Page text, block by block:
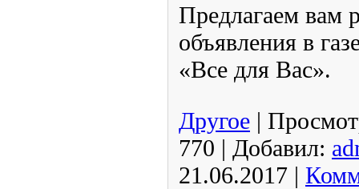
Предлагаем вам
объявления в
«Все для Вас».
Другое |
770 | Добавил:
21.06.2017 |